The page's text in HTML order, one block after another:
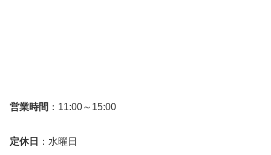
営業時間 ：11:00～15:00
定休日 ：水曜日